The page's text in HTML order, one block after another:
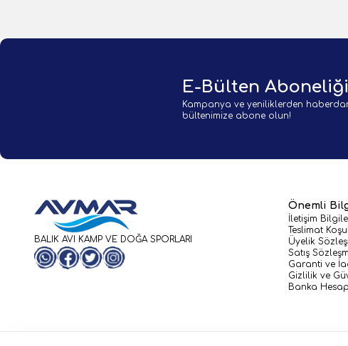
E-Bülten Aboneliği
Kampanya ve yeniliklerden
bültenimize abone olun!
BALIK AVI KAMP VE DOĞA SPORLARI
WhatsApp
Facebook
TwitterInstagram
Önemli
İletişim
Teslimat
Üyelik
Satış
Garanti ve
Gizlilik ve
Banka